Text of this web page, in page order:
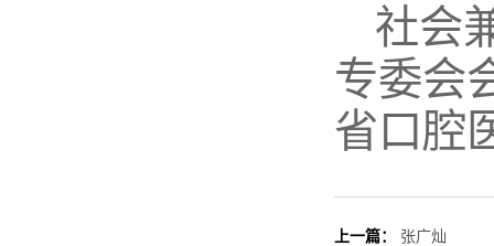
社会
专委会
省口腔
上一篇：
张广灿